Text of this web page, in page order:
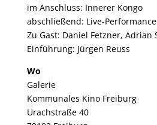
im Anschluss: Innerer Kongo
abschließend: Live-
Zu Gast: Daniel Fetzner, Adrian
Einführung: Jürgen Reuss
Wo
Galerie
Kommunales Kino Freiburg
Urachstraße 40